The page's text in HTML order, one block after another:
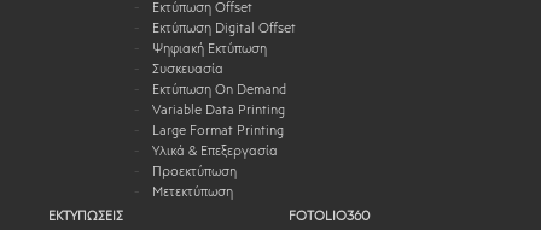
Εκτύπωση Offset
Εκτύπωση Digital Offset
Ψηφιακή Εκτύπωση
Συσκευασία
Εκτύπωση On Demand
Variable Data Printing
Large Format Printing
Υλικά & Επεξεργασία
Προεκτύπωση
Μετεκτύπωση
ΕΚΤΥΠΩΣΕΙΣ
FOTOLIO360